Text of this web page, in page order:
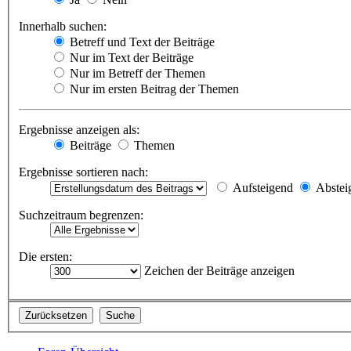
Innerhalb suchen:
Betreff und Text der Beiträge
Nur im Text der Beiträge
Nur im Betreff der Themen
Nur im ersten Beitrag der Themen
Ergebnisse anzeigen als:
Beiträge
Themen
Ergebnisse sortieren nach:
Aufsteigend
Suchzeitraum begrenzen:
Die ersten:
Zeichen der Beiträge anzeigen